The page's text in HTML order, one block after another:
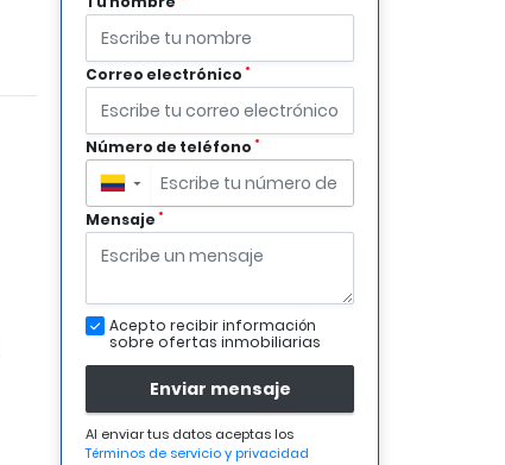
Correo electrónico *
Número de teléfono *
▼
Mensaje *
Acepto recibir información
sobre ofertas inmobiliarias
Enviar mensaje
Al enviar tus datos aceptas los
Términos de servicio y privacidad